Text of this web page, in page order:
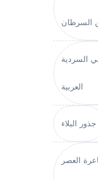
السرطان
السردية
العربية
جذور البلاء
العصر